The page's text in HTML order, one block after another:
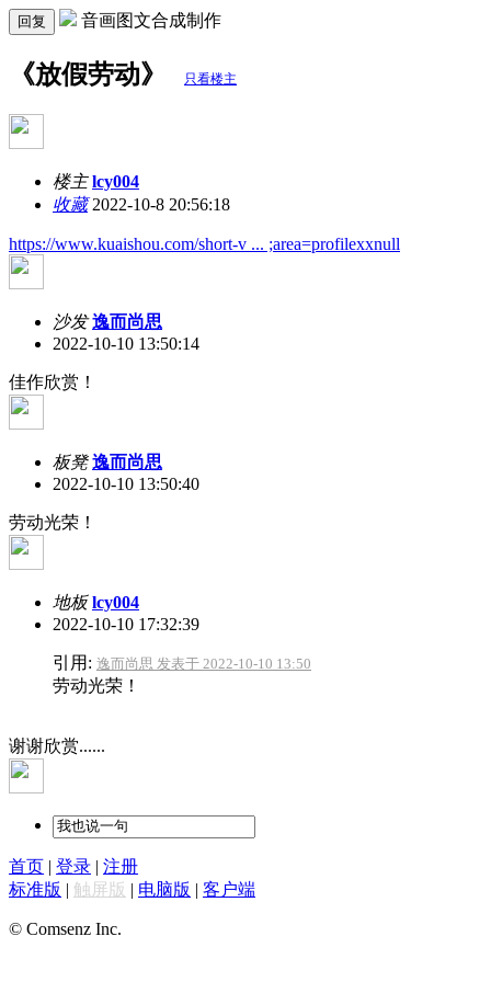
回复 音画图文合成制作
《放假劳动》 只看楼主
楼主 lcy004
收藏2022-10-8 20:56:18
https://www.kuaishou.com/short-v ... ;area=profilexxnull
沙发 逸而尚思
2022-10-10 13:50:14
佳作欣赏！
板凳 逸而尚思
2022-10-10 13:50:40
劳动光荣！
地板 lcy004
2022-10-10 17:32:39
引用: 逸而尚思 发表于 2022-10-10 13:50
劳动光荣！
谢谢欣赏......
首页 | 登录 | 注册
标准版 | 触屏版 | 电脑版 | 客户端
© Comsenz Inc.